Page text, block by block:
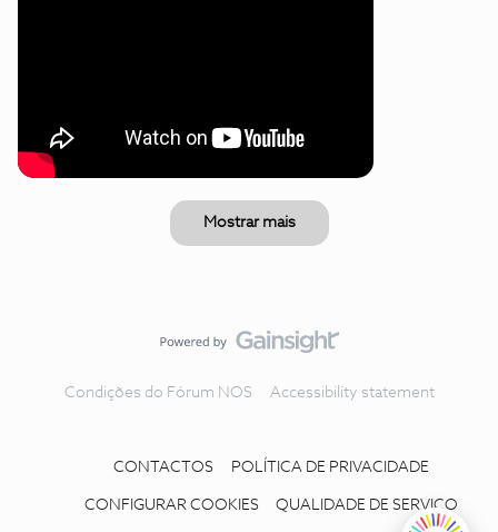
Mostrar mais
Condições do Fórum NOS Accessibility statement
CONTACTOS POLÍTICA DE PRIVACIDADE
CONFIGURAR COOKIES QUALIDADE DE SERVIÇO